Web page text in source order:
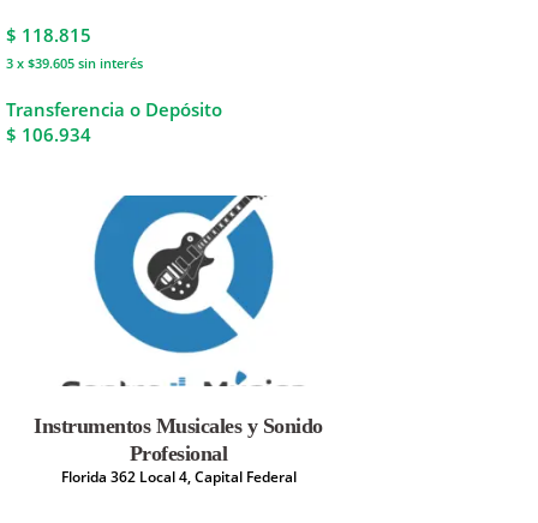
$ 118.815
3 x $39.605 sin interés
Transferencia o Depósito
$ 106.934
Instrumentos Musicales y Sonido
Profesional
Florida 362 Local 4, Capital Federal